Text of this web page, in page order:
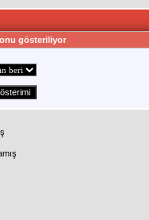
gösteriliyor